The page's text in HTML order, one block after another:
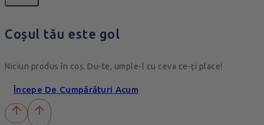
Coșul tău este gol
Niciun produs în coș. Du-te, umple-l cu ceva ce-ți place!
Începe De Cumpărături Acum